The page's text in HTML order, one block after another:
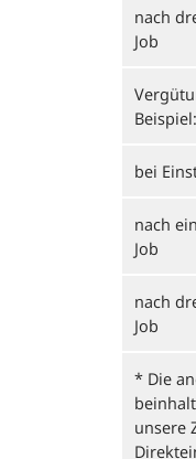
nach
Job
bei
nach
Job
nach
Job
* Die
unsere